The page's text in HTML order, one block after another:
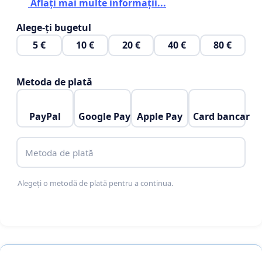
fundamentale ale unei societăți democratice, iar
libertatea de exprimare artistică nu poate fi
invocată pentru a justifica violarea acestor valori ori
Aflați mai multe informații...
Alege-ți bugetul
5 €
10 € 20 € 40 € 80 €
Metoda de plată
PayPal Google Pay Apple Pay Card bancar
Metoda de plată
Alegeți o metodă de plată pentru a continua.